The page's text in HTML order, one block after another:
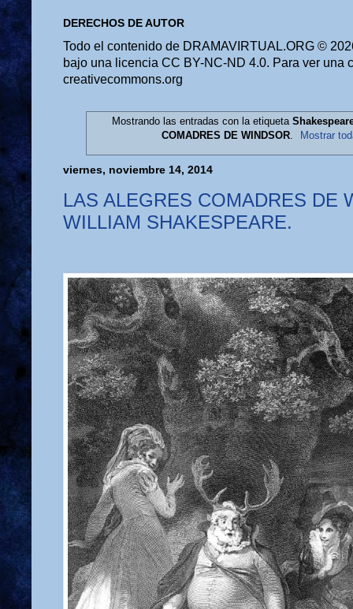
DERECHOS DE AUTOR
Todo el contenido de DRAMAVIRTUAL.ORG ©
bajo una licencia CC BY-NC-ND 4.0. Para ver una
creativecommons.org
Mostrando las entradas con la etiqueta
COMADRES DE WINDSOR. Mostrar
viernes, noviembre 14, 2014
LAS ALEGRES COMADRES DE
WILLIAM SHAKESPEARE.